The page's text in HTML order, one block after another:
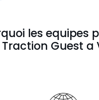
les equipes
Traction Guest a